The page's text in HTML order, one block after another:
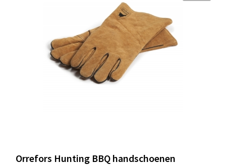
Orrefors Hunting BBQ handschoenen